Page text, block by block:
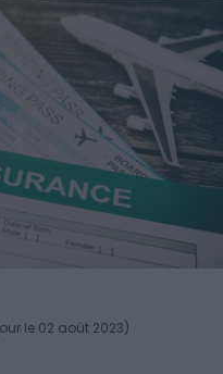
le 02 août 2023)